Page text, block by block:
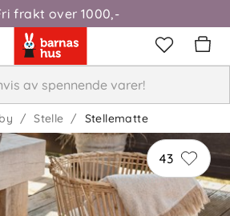
frakt over 1000,-
Stelle Stellematte
43